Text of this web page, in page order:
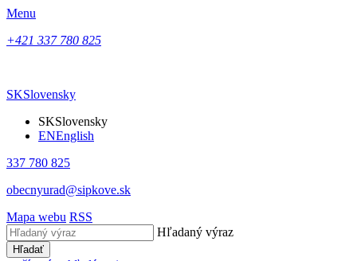
Menu
+421 337 780 825
SKSlovensky
SKSlovensky
ENEnglish
337 780 825
obecnyurad@sipkove.sk
Mapa webu RSS
Hľadaný výraz
Hľadať